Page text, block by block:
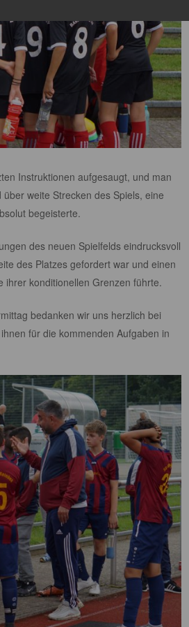
Instruktionen aufgesaugt, und man
weite Strecken des Spiels, eine
begeisterte.
des neuen Spielfelds eindrucksvoll
des Platzes gefordert war und einen
ihrer konditionellen Grenzen führte.
bedanken wir uns herzlich bei
für die kommenden Aufgaben in